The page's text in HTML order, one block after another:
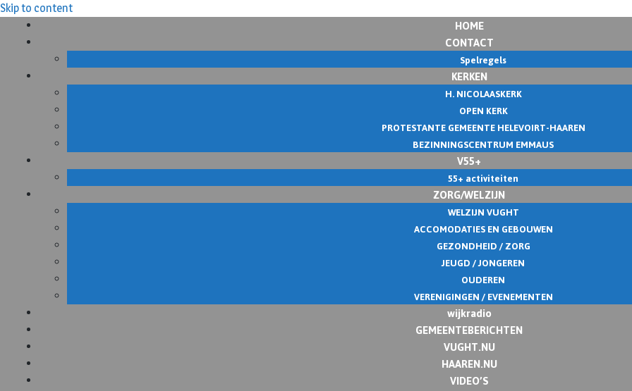
Skip to content
HOME
CONTACT
Spelregels
KERKEN
H. NICOLAASKERK
OPEN KERK
PROTESTANTE GEMEENTE HELEVOIRT-HAAREN
BEZINNINGSCENTRUM EMMAUS
V55+
55+ activiteiten
ZORG/WELZIJN
WELZIJN VUGHT
ACCOMODATIES EN GEBOUWEN
GEZONDHEID / ZORG
JEUGD / JONGEREN
OUDEREN
VERENIGINGEN / EVENEMENTEN
wijkradio
GEMEENTEBERICHTEN
VUGHT.NU
HAAREN.NU
VIDEO’S